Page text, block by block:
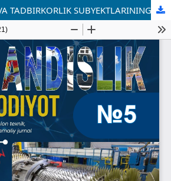
KICHIK BIZNES VA TADBIRKORLIK SUBYEKTLARINING MOLIYAVIY BARQARORLIGINI TA’MINLASHDA KREDITLASH TIZIMINI RIVOJLANTIRISH YO‘LLARI